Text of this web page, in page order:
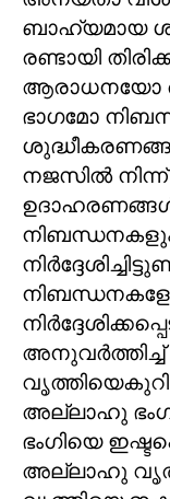
ബാഹ്യമായ
രണ്ടായി
ആരാധനയോ
ഭാഗമോ
നജസിൽ
അല്ലാഹു
ഭംഗിയെ
അല്ലാഹു